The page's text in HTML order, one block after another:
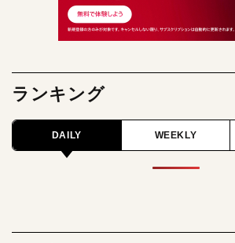
ランキング
DAILY WEEKLY